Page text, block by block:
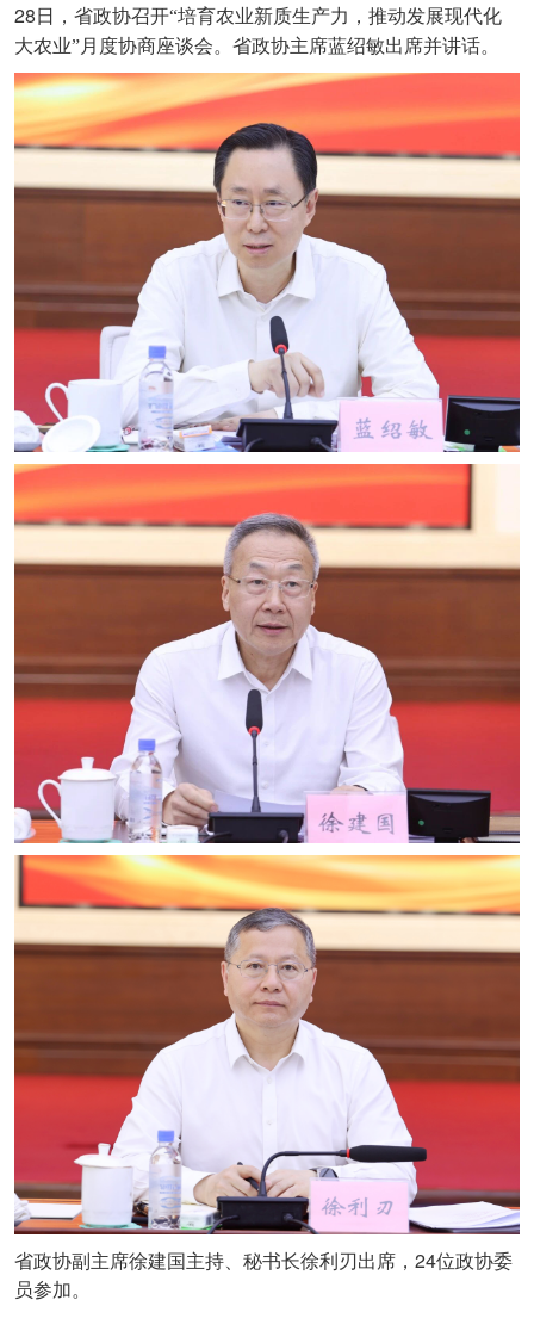
28 日，省政协召开“培育农业新质生产力，推动发展现代化
大农业”月度协商座谈会。省政协主席蓝绍敏出席并讲话。
省政协副主席徐建国主持、秘书长徐利刃出席， 24位政协委
员参加。